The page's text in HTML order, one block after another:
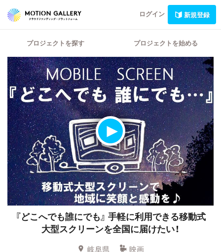
ログイン 新規登録
プロジェクトを探す プロジェクトを始める
『どこへでも誰にでも』 手軽に利用できる移動式
大型スクリーンを全国に届けたい！
岐阜県
映画